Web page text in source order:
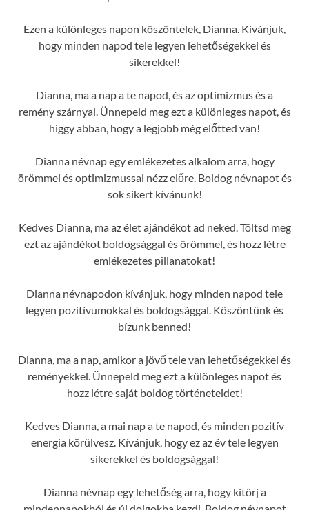
Ezen a különleges napon köszöntelek, Dianna. Kívánjuk,
hogy minden napod tele legyen lehetőségekkel és
sikerekkel!
Dianna, ma a nap a te napod, és az optimizmus és a
remény szárnyal. Ünnepeld meg ezt a különleges napot, és
higgy abban, hogy a legjobb még előtted van!
Dianna névnap egy emlékezetes alkalom arra, hogy
örömmel és optimizmussal nézz előre. Boldog névnapot és
sok sikert kívánunk!
Kedves Dianna, ma az élet ajándékot ad neked. Töltsd meg
ezt az ajándékot boldogsággal és örömmel, és hozz létre
emlékezetes pillanatokat!
Dianna névnapodon kívánjuk, hogy minden napod tele
legyen pozitívumokkal és boldogsággal. Köszöntünk és
bízunk benned!
Dianna, ma a nap, amikor a jövő tele van lehetőségekkel és
reményekkel. Ünnepeld meg ezt a különleges napot és
hozz létre saját boldog történeteidet!
Kedves Dianna, a mai nap a te napod, és minden pozitív
energia körülvesz. Kívánjuk, hogy ez az év tele legyen
sikerekkel és boldogsággal!
Dianna névnap egy lehetőség arra, hogy kitörj a